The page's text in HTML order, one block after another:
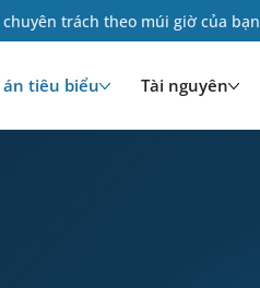
trách theo múi giờ của bạn
án tiêu biểu Tài nguyên